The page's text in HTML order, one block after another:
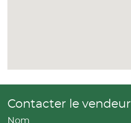
Contacter le vendeur
Nom